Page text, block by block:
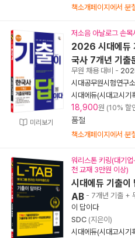
책소개페이지에서 분
미리보기
저소음 아날로그 손
2026 시대에듀
국사 7개년 기출
무원 채용 대비 -
시대공무원시험연구소
시대에듀(시대고시기
18,900원 (10% 할
품절
책소개페이지에서 분
워리스톤 키링(대기업
천 교재 3만원 이상)
시대에듀 기출이
AB - 7개년 기출 +
이 답이다
SDC (지은이)
시대에듀(시대고시기